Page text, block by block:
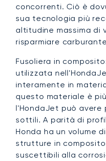
concorrenti. Ciò è
sua tecnologia più
altitudine massima di
risparmiare
Fusoliera in
utilizzata
interamente in
questo materiale è
l'HondaJet può
sottili. A parità di
Honda ha un volume
strutture in
suscettibili alla